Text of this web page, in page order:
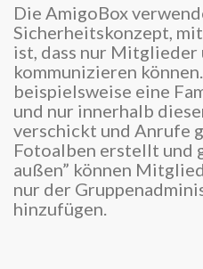
Die AmigoBox
Sicherheitskonzept,
ist, dass nur
kommunizieren
beispielsweise eine
und nur innerhalb
verschickt und Anrufe
Fotoalben erstellt und
außen” können
nur der
hinzufügen.